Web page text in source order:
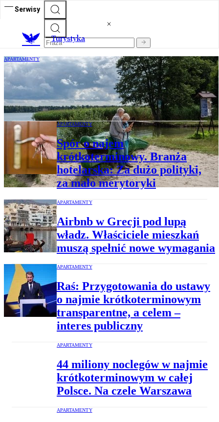
Serwisy
Turystyka
APARTAMENTY
Polacy zmieniają wakacyjne nawyki.
Wybierają mniejsze miejscowości i
noclegi z kuchnią
APARTAMENTY
Spór o najem
krótkoterminowy. Branża
hotelarska: Za dużo polityki,
za mało merytoryki
APARTAMENTY
Airbnb w Grecji pod lupą
władz. Właściciele mieszkań
muszą spełnić nowe wymagania
APARTAMENTY
Raś: Przygotowania do ustawy
o najmie krótkoterminowym
transparentne, a celem –
interes publiczny
APARTAMENTY
44 miliony noclegów w najmie
krótkoterminowym w całej
Polsce. Na czele Warszawa
APARTAMENTY